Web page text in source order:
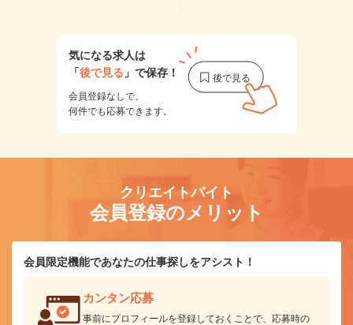
1
気になる求人は
「後で見る 」で保存！
会員登録なしで、
何件でも応募できます。
クリエイトバイト
会員登録のメリット
会員限定機能であなたの仕事探しをアシスト！
カンタン応募
事前にプロフィールを登録しておくことで、応募時の